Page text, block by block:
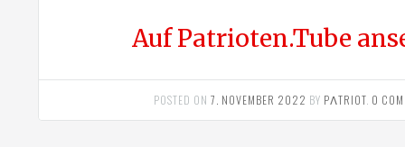
Auf Patrioten.Tube
POSTED ON 7. NOVEMBER 2022 BY PΛTRIOT. 0